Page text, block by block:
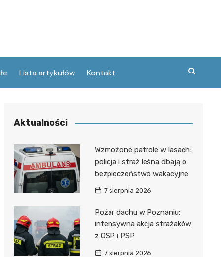
Lista artykułów Kontakt
Aktualności
Wzmożone patrole w lasach:
policja i straż leśna dbają o
bezpieczeństwo wakacyjne
7 sierpnia 2026
Pożar dachu w Poznaniu:
intensywna akcja strażaków
z OSP i PSP
7 sierpnia 2026